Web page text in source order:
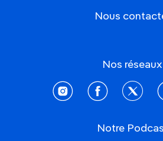
Nous
Nos réseaux
instagramfacebooktwitter
Notre